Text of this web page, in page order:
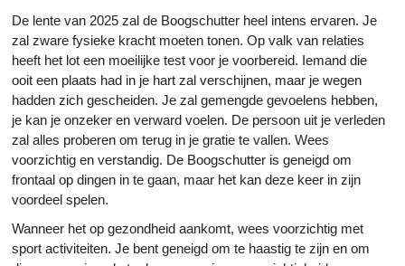
De lente van 2025 zal de Boogschutter heel intens ervaren. Je
zal zware fysieke kracht moeten tonen. Op valk van relaties
heeft het lot een moeilijke test voor je voorbereid. Iemand die
ooit een plaats had in je hart zal verschijnen, maar je wegen
hadden zich gescheiden. Je zal gemengde gevoelens hebben,
je kan je onzeker en verward voelen. De persoon uit je verleden
zal alles proberen om terug in je gratie te vallen. Wees
voorzichtig en verstandig. De Boogschutter is geneigd om
frontaal op dingen in te gaan, maar het kan deze keer in zijn
voordeel spelen.
Wanneer het op gezondheid aankomt, wees voorzichtig met
sport activiteiten. Je bent geneigd om te haastig te zijn en om